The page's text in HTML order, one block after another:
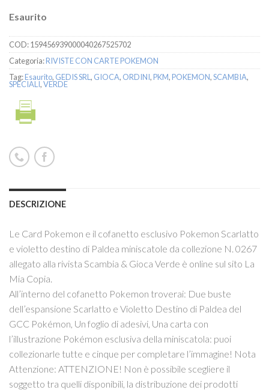
Esaurito
COD:159456939000040267525702
Categoria:RIVISTE CON CARTE POKEMON
Tag:Esaurito, GEDIS SRL , GIOCA, ORDINI,PKM,POKEMON,SCAMBIA,
SPECIALI,VERDE
DESCRIZIONE
Le Card Pokemon e il cofanetto esclusivo Pokemon Scarlatto
e violetto destino di Paldea miniscatole da collezione N. 0267
allegato alla rivista Scambia & Gioca Verde è online sul sito La
Mia Copia.
All’interno del cofanetto Pokemon troverai: Due buste
dell’espansione Scarlatto e Violetto Destino di Paldea del
GCC Pokémon, Un foglio di adesivi, Una carta con
l’illustrazione Pokémon esclusiva della miniscatola: puoi
collezionarle tutte e cinque per completare l’immagine! Nota
Attenzione: ATTENZIONE! Non è possibile scegliere il
soggetto tra quelli disponibili, la distribuzione dei prodotti